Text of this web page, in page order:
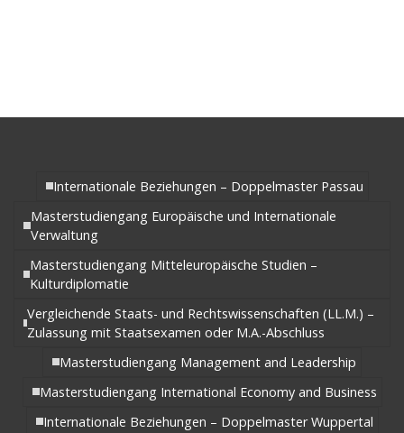
Internationale Beziehungen – Doppelmaster Passau
Masterstudiengang Europäische und Internationale
Verwaltung
Masterstudiengang Mitteleuropäische Studien –
Kulturdiplomatie
Vergleichende Staats- und Rechtswissenschaften (LL.M.) –
Zulassung mit Staatsexamen oder M.A.-Abschluss
Masterstudiengang Management and Leadership
Masterstudiengang International Economy and Business
Internationale Beziehungen – Doppelmaster Wuppertal